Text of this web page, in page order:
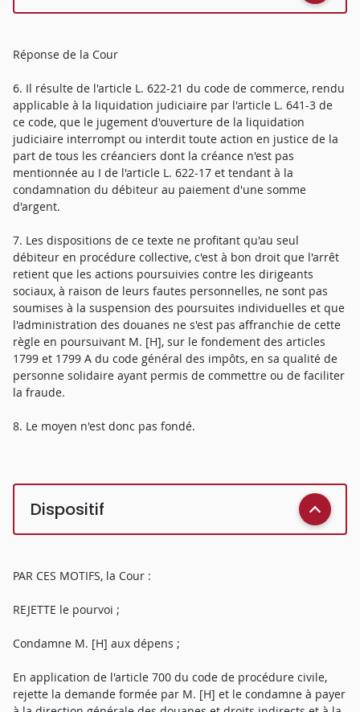
Réponse de la Cour
6. Il résulte de l'article L. 622-21 du code de commerce, rendu
applicable à la liquidation judiciaire par l'article L. 641-3 de
ce code, que le jugement d'ouverture de la liquidation
judiciaire interrompt ou interdit toute action en justice de la
part de tous les créanciers dont la créance n'est pas
mentionnée au I de l'article L. 622-17 et tendant à la
condamnation du débiteur au paiement d'une somme
d'argent.
7. Les dispositions de ce texte ne profitant qu'au seul
débiteur en procédure collective, c'est à bon droit que l'arrêt
retient que les actions poursuivies contre les dirigeants
sociaux, à raison de leurs fautes personnelles, ne sont pas
soumises à la suspension des poursuites individuelles et que
l'administration des douanes ne s'est pas affranchie de cette
règle en poursuivant M. [H], sur le fondement des articles
1799 et 1799 A du code général des impôts, en sa qualité de
personne solidaire ayant permis de commettre ou de faciliter
la fraude.
8. Le moyen n'est donc pas fondé.
Dispositif
PAR CES MOTIFS, la Cour :
REJETTE le pourvoi ;
Condamne M. [H] aux dépens ;
En application de l'article 700 du code de procédure civile,
rejette la demande formée par M. [H] et le condamne à payer